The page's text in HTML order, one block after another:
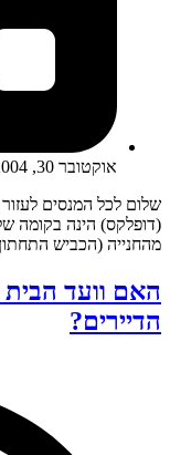
אוקטובר 30, 2004
שלום לכל המנסים לעזור
מהחנייה (הכביש
האם וועד
הדיירים?